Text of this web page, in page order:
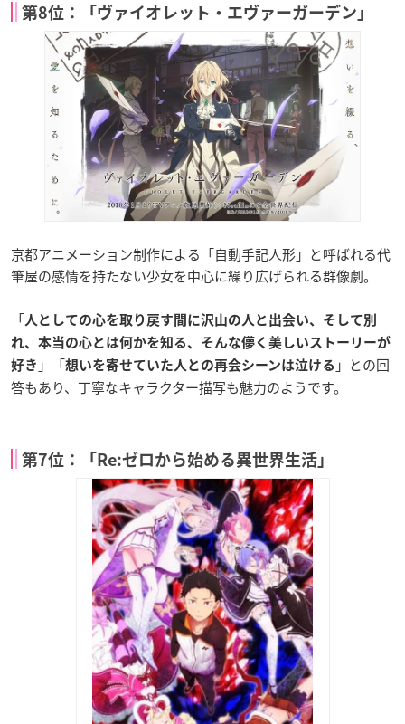
第8位：「ヴァイオレット・エヴァーガーデン」
京都アニメーション制作による「自動手記人形」と呼ばれる代
筆屋の感情を持たない少女を中心に繰り広げられる群像劇。
「人としての心を取り戻す間に沢山の人と出会い、そして別
れ、本当の心とは何かを知る、そんな儚く美しいストーリーが
好き 」「想いを寄せていた人との再会シーンは泣ける 」との回
答もあり、丁寧なキャラクター描写も魅力のようです。
第7位：「Re:ゼロから始める異世界生活」